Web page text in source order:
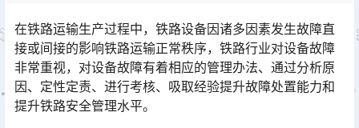
在铁路运输生产过程中，铁路设备因诸多因素发生故障直
接或间接的影响铁路运输正常秩序，铁路行业对设备故障
非常重视，对设备故障有着相应的管理办法、通过分析原
因、定性定责、进行考核、吸取经验提升故障处置能力和
提升铁路安全管理水平。󠅅󠅃󠄵󠅂󠄪󠇖󠆨󠆨󠇕󠆞󠆒󠅬󠇘󠆭󠆘󠇙󠆝󠅵󠇗󠆭󠆁󠄐󠇗󠅹󠅸󠇖󠆍󠅳󠇖󠅹󠅰󠇖󠆌󠅹